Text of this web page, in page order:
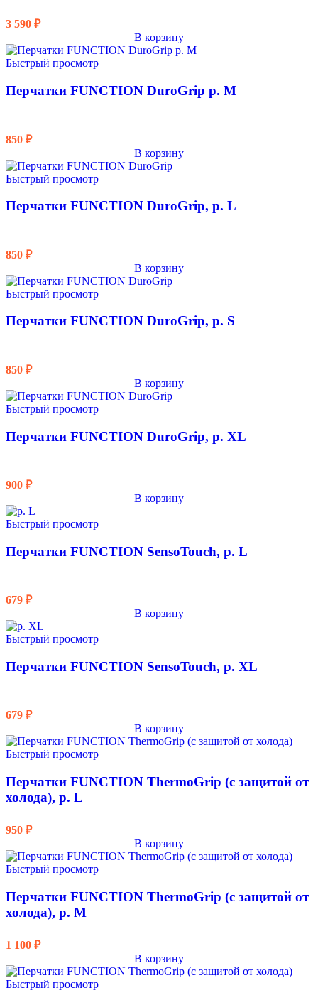
3 590 ₽
В корзину
Быстрый просмотр
Перчатки FUNCTION DuroGrip р. М
850 ₽
В корзину
Быстрый просмотр
Перчатки FUNCTION DuroGrip, р. L
850 ₽
В корзину
Быстрый просмотр
Перчатки FUNCTION DuroGrip, р. S
850 ₽
В корзину
Быстрый просмотр
Перчатки FUNCTION DuroGrip, р. XL
900 ₽
В корзину
Быстрый просмотр
Перчатки FUNCTION SensoTouch, р. L
679 ₽
В корзину
Быстрый просмотр
Перчатки FUNCTION SensoTouch, р. XL
679 ₽
В корзину
Быстрый просмотр
Перчатки FUNCTION ThermoGrip (с защитой от
холода), р. L
950 ₽
В корзину
Быстрый просмотр
Перчатки FUNCTION ThermoGrip (с защитой от
холода), р. M
1 100 ₽
В корзину
Быстрый просмотр